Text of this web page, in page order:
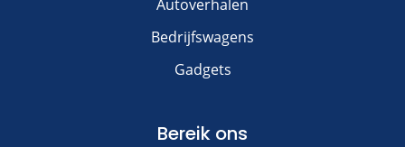
Autoverhalen
Bedrijfswagens
Gadgets
Bereik ons